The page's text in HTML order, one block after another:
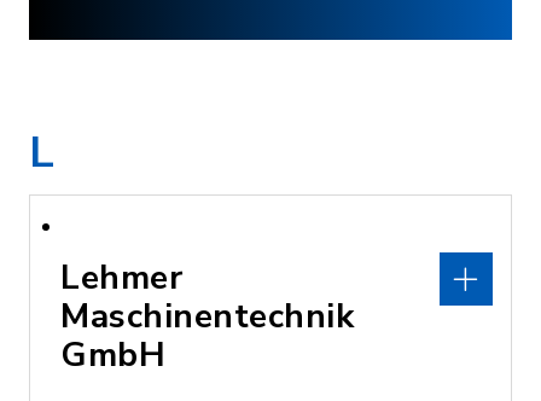
L
Lehmer
Maschinentechnik
GmbH